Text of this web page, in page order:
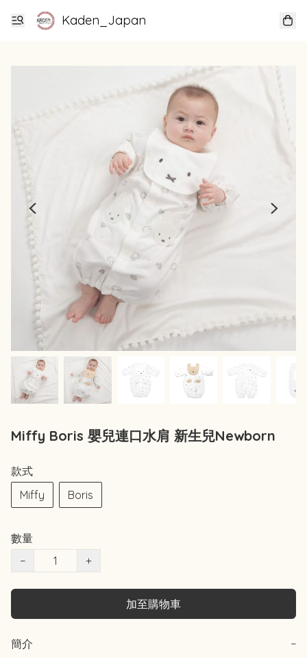
Kaden_Japan
Miffy Boris 嬰兒連口水肩 新生兒Newborn
款式
Miffy
Boris
數量
−
+
加至購物車
簡介 −